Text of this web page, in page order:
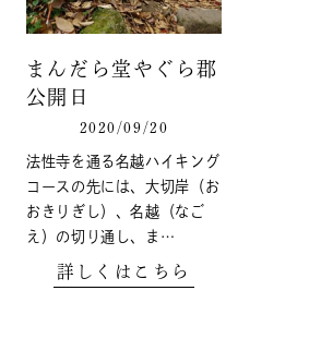
まんだら堂やぐら郡
公開日
2020/09/20
法性寺を通る名越ハイキング
コースの先には、大切岸（お
おきりぎし）、名越（なご
え）の切り通し、ま…
詳しくはこちら